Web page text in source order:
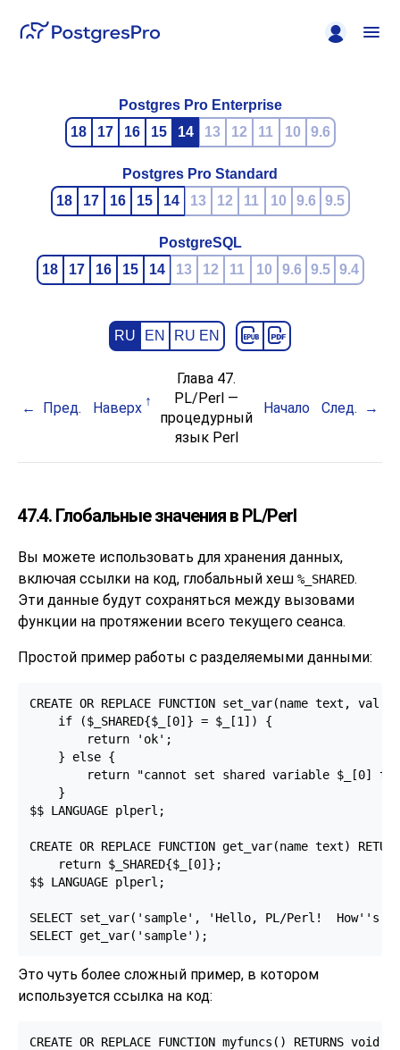
Postgres Pro Enterprise
18
17 16 15 14 13 12 11 10 9.6
Postgres Pro Standard
18
17 16 15 14 13 12 11 10 9.6 9.5
PostgreSQL
18
17 16 15 14 13 12 11 10 9.6 9.5 9.4
RU EN RU EN
Пред. Наверх
Глава 47.
PL/Perl —
процедурный
язык Perl
Начало След.
47.4. Глобальные значения в PL/Perl
Вы можете использовать для хранения данных,
включая ссылки на код, глобальный хеш %_SHARED.
Эти данные будут сохраняться между вызовами
функции на протяжении всего текущего сеанса.
Простой пример работы с разделяемыми данными:
CREATE OR REPLACE FUNCTION set_var(name text, val
    if ($_SHARED{$_[0]} = $_[1]) {
        return 'ok';
    } else {
return "cannot set shared variable $_[0] to
    }
$$ LANGUAGE plperl;
CREATE OR REPLACE FUNCTION get_var(name text)
    return $_SHARED{$_[0]};
$$ LANGUAGE plperl;
SELECT set_var('sample', 'Hello, PL/Perl!  How''s
SELECT get_var('sample');
Это чуть более сложный пример, в котором
используется ссылка на код:
CREATE OR REPLACE FUNCTION myfuncs() RETURNS void